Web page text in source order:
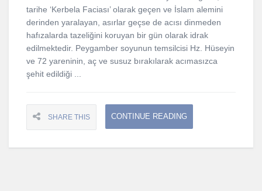
tarihe ‘Kerbela Faciası’ olarak geçen ve İslam alemini
derinden yaralayan, asırlar geçse de acısı dinmeden
hafızalarda tazeliğini koruyan bir gün olarak idrak
edilmektedir. Peygamber soyunun temsilcisi Hz. Hüseyin
ve 72 yareninin, aç ve susuz bırakılarak acımasızca
şehit edildiği ...
SHARE THIS CONTINUE READING